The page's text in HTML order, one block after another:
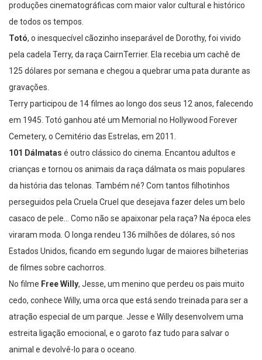
produções cinematográficas com maior valor cultural e histórico
de todos os tempos.
Totó, o inesquecível cãozinho inseparável de Dorothy, foi vivido
pela cadela Terry, da raça CairnTerrier. Ela recebia um cachê de
125 dólares por semana e chegou a quebrar uma pata durante as
gravações.
Terry participou de 14 filmes ao longo dos seus 12 anos, falecendo
em 1945. Totó ganhou até um Memorial no Hollywood Forever
Cemetery, o Cemitério das Estrelas, em 2011.
101 Dálmatas é outro clássico do cinema. Encantou adultos e
crianças e tornou os animais da raça dálmata os mais populares
da história das telonas. Também né? Com tantos filhotinhos
perseguidos pela Cruela Cruel que desejava fazer deles um belo
casaco de pele… Como não se apaixonar pela raça? Na época eles
viraram moda. O longa rendeu 136 milhões de dólares, só nos
Estados Unidos, ficando em segundo lugar de maiores bilheterias
de filmes sobre cachorros.
No filme Free Willy, Jesse, um menino que perdeu os pais muito
cedo, conhece Willy, uma orca que está sendo treinada para ser a
atração especial de um parque. Jesse e Willy desenvolvem uma
estreita ligação emocional, e o garoto faz tudo para salvar o
animal e devolvê-lo para o oceano.